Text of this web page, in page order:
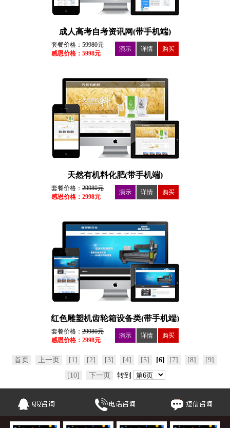
成人高考自考资讯网(带手机端)
套餐价格： 59980元
感恩价格：5998元
演示 详情 购买
天然有机料化肥(带手机端)
套餐价格： 29980元
感恩价格：2998元
演示 详情 购买
红色雕塑机齿轮箱设备类(带手机端)
套餐价格： 29980元
感恩价格：2998元
演示 详情 购买
首页 上一页 [1] [2] [3] [4] [5] [6] [7] [8]
[9]
[10]
下一页 转到